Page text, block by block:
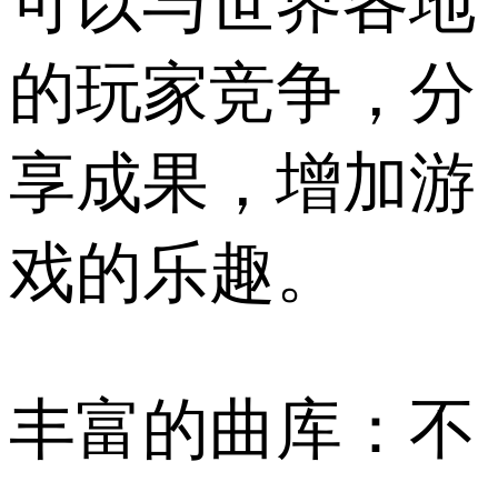
的玩家竞争，分
享成果，增加游
戏的乐趣。
丰富的曲库：不